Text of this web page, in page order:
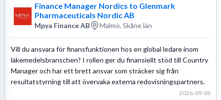
Finance Manager Nordics to Glenmark
Pharmaceuticals Nordic AB
Mpya Finance AB Malmö, Skåne län
Vill du ansvara för finansfunktionen hos en global ledare inom
läkemedelsbranschen? I rollen ger du finansiellt stöd till Country
Manager och har ett brett ansvar som sträcker sig från
resultatstyrning till att övervaka externa redovisningspartners.
2026-09-06